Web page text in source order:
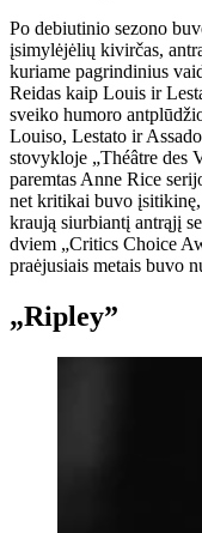
Po debiutinio sezono
įsimylėjėlių kivirčas,
kuriame pagrindinius
Reidas kaip Louis ir
sveiko humoro
Louiso, Lestato ir
stovykloje „Théâtre des
paremtas Anne Rice
net kritikai buvo
kraują siurbiantį antrąjį
dviem „Critics Choice
praėjusiais metais buvo
„Ripley”